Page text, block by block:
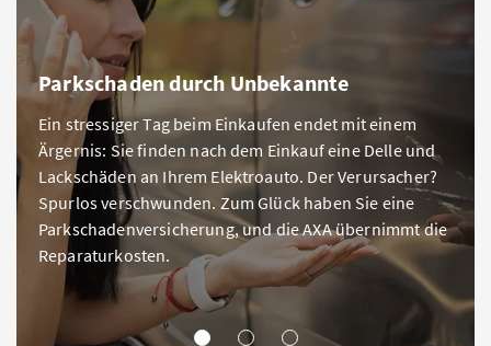
Parkschaden durch Unbekannte
Ein stressiger Tag beim Einkaufen endet mit einem
Ärgernis: Sie finden nach dem Einkauf eine Delle und
Lackschäden an Ihrem Elektroauto. Der Verursacher?
Spurlos verschwunden. Zum Glück haben Sie eine
Parkschadenversicherung, und die AXA übernimmt die
Reparaturkosten.
KLEINER SCHADEN
MITTLERER SCHADEN
GROSSER SCHADEN